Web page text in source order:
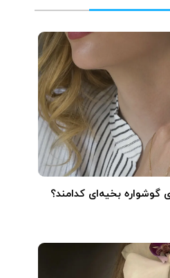
گوشواره بخیه‌ای کدامند؟